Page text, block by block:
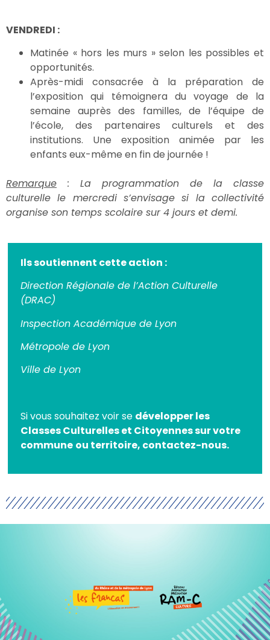
VENDREDI :
Matinée « hors les murs » selon les possibles et
opportunités.
Après-midi consacrée à la préparation de
l’exposition qui témoignera du voyage de la
semaine auprès des familles, de l’équipe de
l’école, des partenaires culturels et des
institutions. Une exposition animée par les
enfants eux-même en fin de journée !
Remarque : La programmation de la classe
culturelle le mercredi s’envisage si la collectivité
organise son temps scolaire sur 4 jours et demi.
Ils soutiennent cette action :
Direction Régionale de l’Action Culturelle
(DRAC)
Inspection Académique de Lyon
Métropole de Lyon
Ville de Lyon
Si vous souhaitez voir se développer les
Classes Culturelles et Citoyennes sur votre
commune ou territoire, contactez-nous.